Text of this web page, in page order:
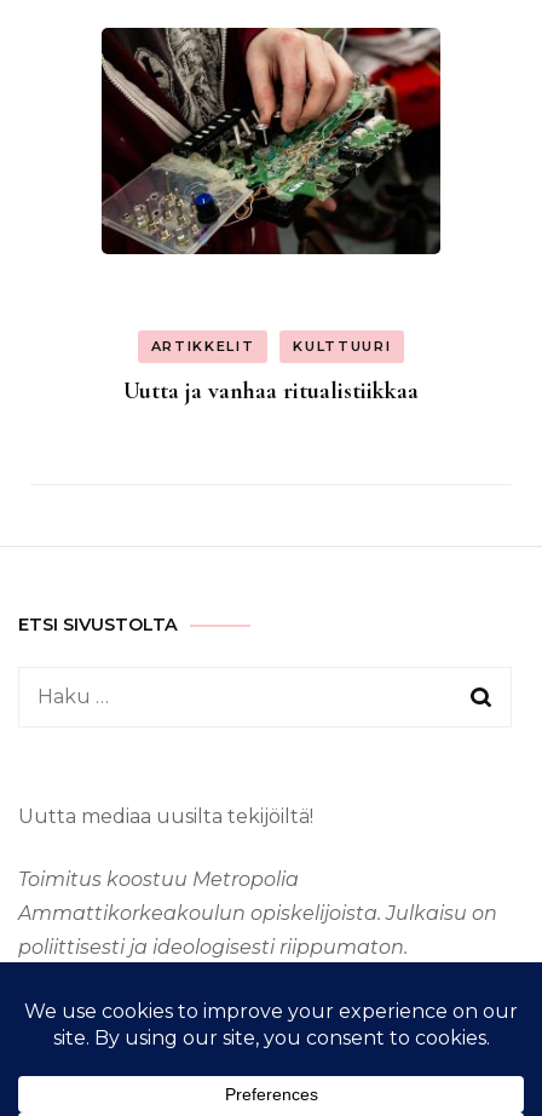
ARTIKKELIT KULTTUURI
Uutta ja vanhaa ritualistiikkaa
ETSI SIVUSTOLTA
Haku:
Uutta mediaa uusilta tekijöiltä!
Toimitus koostuu Metropolia
Ammattikorkeakoulun opiskelijoista. Julkaisu on
poliittisesti ja ideologisesti riippumaton.